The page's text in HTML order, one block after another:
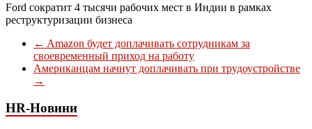
Ford сократит 4 тысячи рабочих мест в Индии в рамках
реструктуризации бизнеса
← Amazon будет доплачивать сотрудникам за
своевременный приход на работу
Американцам начнут доплачивать при трудоустройстве
→
HR-Новини